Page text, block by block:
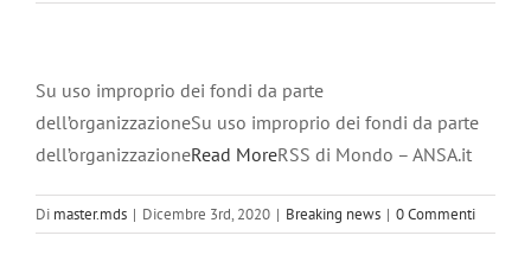
Su uso improprio dei fondi da parte
dell’organizzazioneSu uso improprio dei fondi da parte
dell’organizzazioneRead MoreRSS di Mondo – ANSA.it
Di master.mds | Dicembre 3rd, 2020 | Breaking news | 0 Commenti